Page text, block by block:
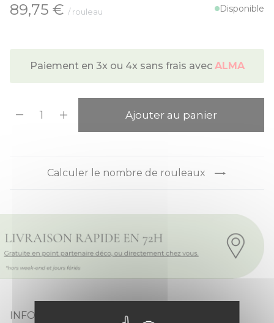
À partir de:
89,75 € / rouleau Disponible
Paiement en 3x ou 4x sans frais avec ALMA
Ajouter au panier
Calculer le nombre de rouleaux
INFORMATIONS PRODUIT